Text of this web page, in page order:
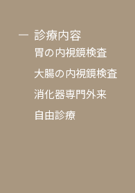
診療内容
胃の内視鏡検査
大腸の内視鏡検査
消化器専門外来
自由診療